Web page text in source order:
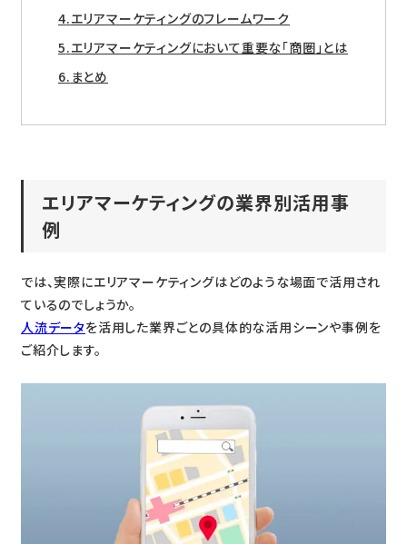
エリアマーケティングのフレームワーク
エリアマーケティングにおいて重要な「商圏」とは
まとめ
エリアマーケティングの業界別活用事
例
では、実際にエリアマーケティングはどのような場面で活用され
ているのでしょうか。
人流データを活用した業界ごとの具体的な活用シーンや事例を
ご紹介します。